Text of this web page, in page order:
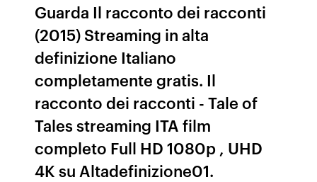
Guarda Il racconto dei racconti
(2015) Streaming in alta
definizione Italiano
completamente gratis. Il
racconto dei racconti - Tale of
Tales streaming ITA film
completo Full HD 1080p , UHD
4K su Altadefinizione01.